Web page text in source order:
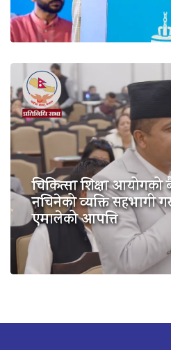
चिकित्सा शिक्षा
नचिनेको व्यक्ति सहभागी
एमालेको आपत्ति